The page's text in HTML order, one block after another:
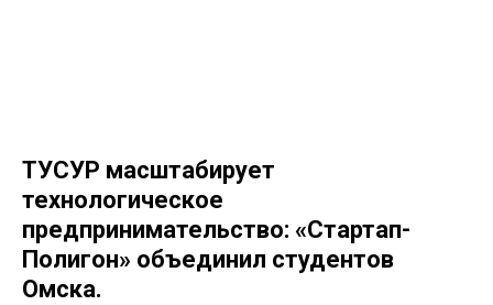
ТУСУР масштабирует
технологическое
предпринимательство: «Стартап-
Полигон» объединил студентов
Омска.